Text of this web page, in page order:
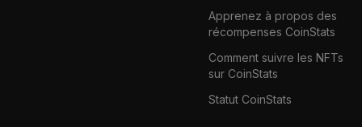
Apprenez à propos des
récompenses CoinStats
Comment suivre les NFTs
sur CoinStats
Statut CoinStats